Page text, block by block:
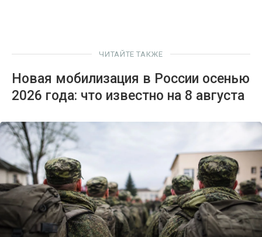
ЧИТАЙТЕ ТАКЖЕ
Новая мобилизация в России осенью
2026 года: что известно на 8 августа